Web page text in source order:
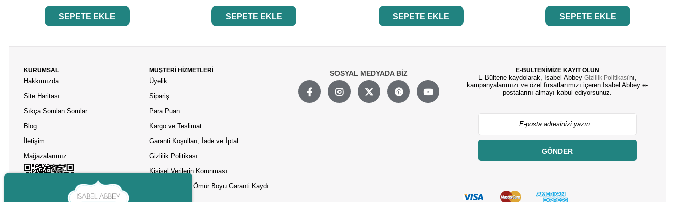
SEPETE EKLE SEPETE EKLE SEPETE EKLE SEPETE EKLE
KURUMSAL
Hakkımızda
Site Haritası
Sıkça Sorulan Sorular
Blog
İletişim
Mağazalarımız
MÜŞTERİ HİZMETLERİ
Üyelik
Sipariş
Para Puan
Kargo ve Teslimat
Garanti Koşulları, İade ve İptal
Gizlilik Politikası
Kişisel Verilerin Korunması
Asobu Termos Ömür Boyu Garanti Kaydı
SOSYAL MEDYADA BİZ E-BÜLTENİMİZE KAYIT OLUN
E-Bültene kaydolarak, Isabel Abbey Gizlilik Politikası'nı,
kampanyalarımızı ve özel fırsatlarımızı içeren Isabel Abbey e-
postalarını almayı kabul ediyorsunuz.
GÖNDER